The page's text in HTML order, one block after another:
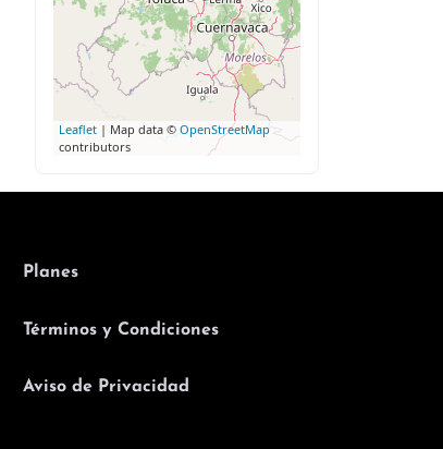
Leaflet | Map data © OpenStreetMap
contributors
Planes
Términos y Condiciones
Aviso de Privacidad